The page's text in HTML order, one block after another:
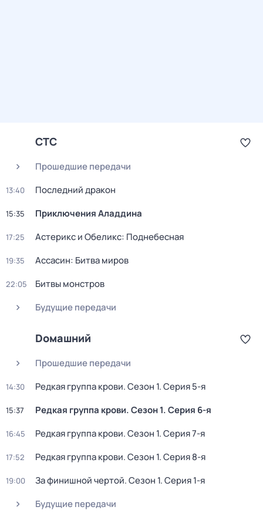
СТС
Прошедшие передачи
13:40 Последний дракон
15:35 Приключения Аладдина
17:25 Астерикс и Обеликс: Поднебесная
19:35 Ассасин: Битва миров
22:05
Битвы монстров
Будущие передачи
Dомашний
Прошедшие передачи
14:30 Редкая группа крови. Сезон 1. Серия 5-я
15:37 Редкая группа крови. Сезон 1. Серия 6-я
16:45 Редкая группа крови. Сезон 1. Серия 7-я
17:52 Редкая группа крови. Сезон 1. Серия 8-я
19:00 За финишной чертой. Сезон 1. Серия 1-я
Будущие передачи